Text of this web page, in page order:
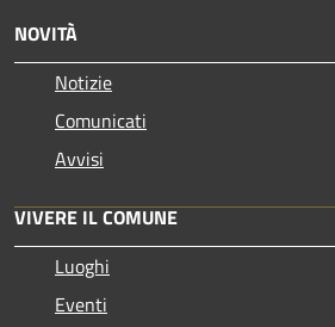
NOVITÀ
Notizie
Comunicati
Avvisi
VIVERE IL COMUNE
Luoghi
Eventi